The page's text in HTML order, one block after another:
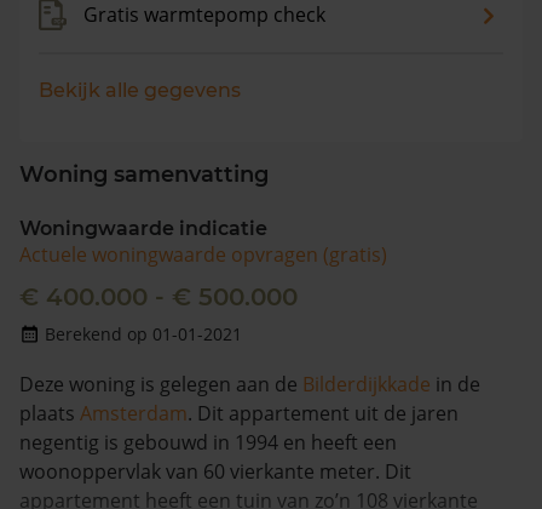
Gratis warmtepomp check
Bekijk alle gegevens
Woning samenvatting
Woningwaarde indicatie
Actuele woningwaarde opvragen (gratis)
€ 400.000 - € 500.000
Berekend op 01-01-2021
Deze woning is gelegen aan de Bilderdijkkade in de
plaats Amsterdam. Dit appartement uit de jaren
negentig is gebouwd in 1994 en heeft een
woonoppervlak van 60 vierkante meter. Dit
appartement heeft een tuin van zo’n 108 vierkante